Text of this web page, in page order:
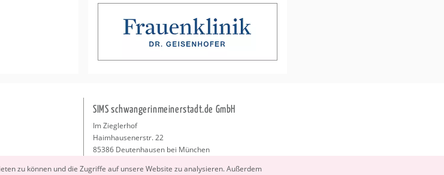
zu kön­nen und die Zu­grif­fe auf un­se­re Web­site zu ana­ly­sie­ren. Au­ßer­dem
SIMS schwangerinmeinerstadt.de GmbH
Im Zieglerhof
Haimhausenerstr. 22
85386 Deutenhausen bei München